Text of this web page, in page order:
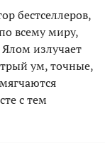
бестселлеров,
всему миру,
Ялом излучает
ум, точные,
с тем